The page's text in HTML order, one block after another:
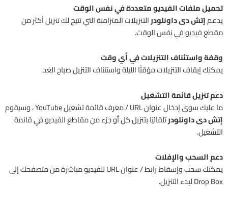
تحميل ملفات الفيديو متعددة في نفس الوقت
يدعمإتش دى داونلودرالتنزيلات المتزامنة التي تتيح لك تنزيل أكثر من
مقطع فيديو في نفس الوقت.
وقفة واستئناف التنزيلات في أي وقت
يمكنك إيقاف التنزيلات مؤقتًا الليلة واستئناف التنزيل صباح الغد.
دعم تنزيل قائمة التشغيل
ما عليك سوى إدخال عنوان URL / معرف قائمة تشغيل YouTube ، وسيقوم
إتش دى داونلودرتلقائيًا بتنزيل كل أو جزء من مقاطع الفيديو في قائمة
التشغيل.
دعم السحب والإفلات
يمكنك سحب وإسقاط رابط / عنوان URL للفيديو مباشرة من متصفحك إلى
Drop Box لبدء التنزيل.